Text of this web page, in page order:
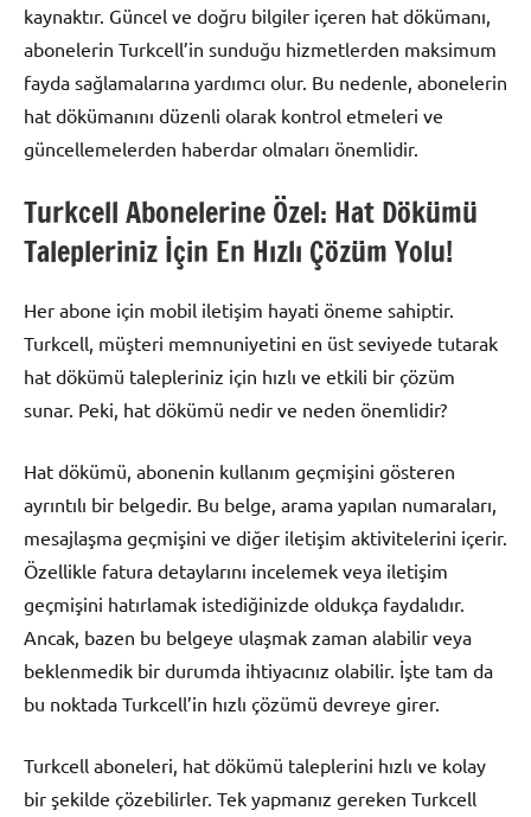
kaynaktır. Güncel ve doğru bilgiler içeren hat dökümanı,
abonelerin Turkcell’in sunduğu hizmetlerden maksimum
fayda sağlamalarına yardımcı olur. Bu nedenle, abonelerin
hat dökümanını düzenli olarak kontrol etmeleri ve
güncellemelerden haberdar olmaları önemlidir.
Turkcell Abonelerine Özel: Hat Dökümü
Talepleriniz İçin En Hızlı Çözüm Yolu!
Her abone için mobil iletişim hayati öneme sahiptir.
Turkcell, müşteri memnuniyetini en üst seviyede tutarak
hat dökümü talepleriniz için hızlı ve etkili bir çözüm
sunar. Peki, hat dökümü nedir ve neden önemlidir?
Hat dökümü, abonenin kullanım geçmişini gösteren
ayrıntılı bir belgedir. Bu belge, arama yapılan numaraları,
mesajlaşma geçmişini ve diğer iletişim aktivitelerini içerir.
Özellikle fatura detaylarını incelemek veya iletişim
geçmişini hatırlamak istediğinizde oldukça faydalıdır.
Ancak, bazen bu belgeye ulaşmak zaman alabilir veya
beklenmedik bir durumda ihtiyacınız olabilir. İşte tam da
bu noktada Turkcell’in hızlı çözümü devreye girer.
Turkcell aboneleri, hat dökümü taleplerini hızlı ve kolay
bir şekilde çözebilirler. Tek yapmanız gereken Turkcell